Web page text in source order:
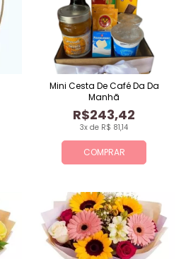
COMPRAR
3x de R$ 81,14
R$243,42
Mini Cesta De Café Da Da
Manhã